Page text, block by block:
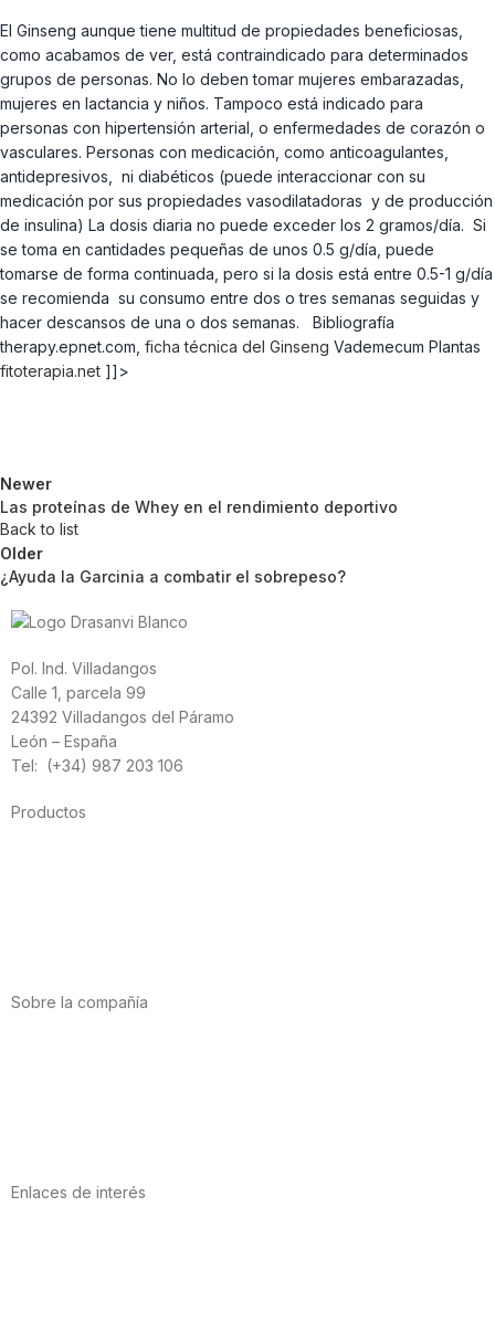
El Ginseng aunque tiene multitud de propiedades beneficiosas,
como acabamos de ver, está contraindicado para determinados
grupos de personas. No lo deben tomar mujeres embarazadas,
mujeres en lactancia y niños. Tampoco está indicado para
personas con hipertensión arterial, o enfermedades de corazón o
vasculares. Personas con medicación, como anticoagulantes,
antidepresivos, ni diabéticos (puede interaccionar con su
medicación por sus propiedades vasodilatadoras y de producción
de insulina) La dosis diaria no puede exceder los 2 gramos/día. Si
se toma en cantidades pequeñas de unos 0.5 g/día, puede
tomarse de forma continuada, pero si la dosis está entre 0.5-1 g/día
se recomienda su consumo entre dos o tres semanas seguidas y
hacer descansos de una o dos semanas. Bibliografía
therapy.epnet.com, ficha técnica del Ginseng Vademecum Plantas
fitoterapia.net ]]>
Newer
Las proteínas de Whey en el rendimiento deportivo
Back to list
Older
¿Ayuda la Garcinia a combatir el sobrepeso?
Pol. Ind. Villadangos
Calle 1, parcela 99
24392 Villadangos del Páramo
León – España
Tel: (+34) 987 203 106
Productos
Sobre la compañía
Enlaces de interés